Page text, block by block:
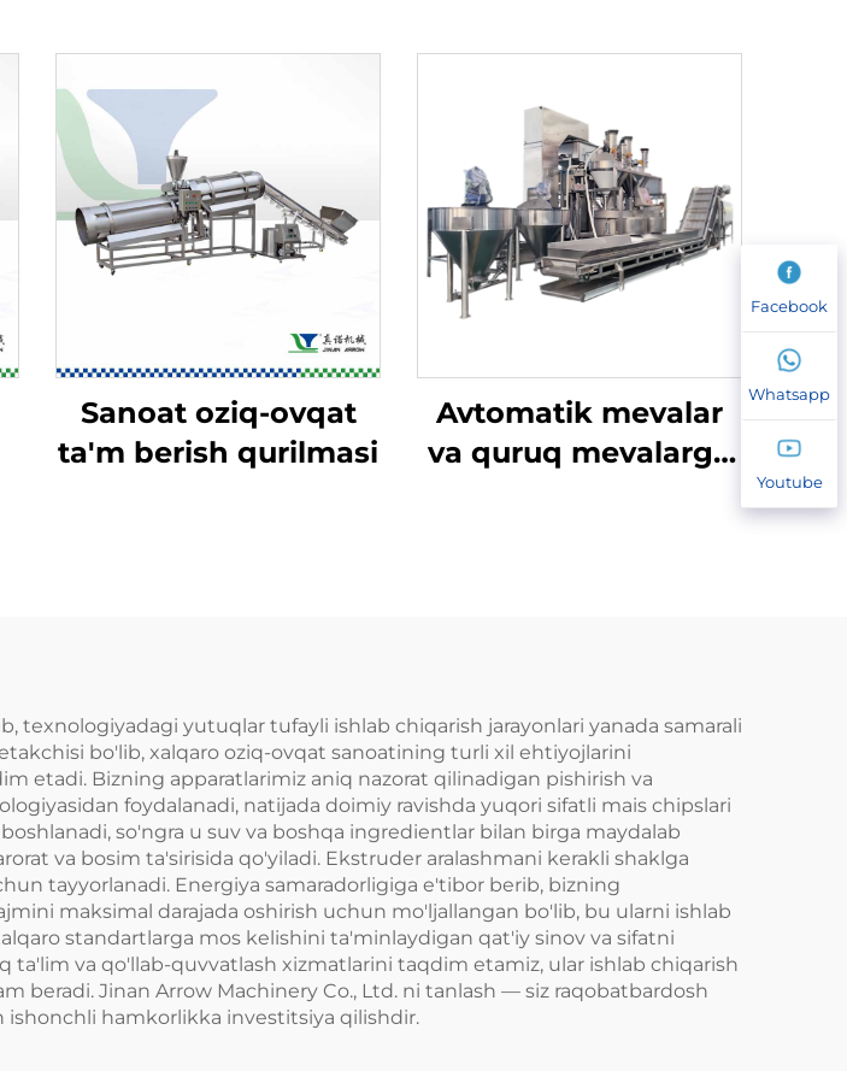
Sanoat oziq-ovqat
ta'm berish qurilmasi
Avtomatik mevalar
va quruq mevalarga
texnologiyadagi yutuqlar tufayli ishlab chiqarish jarayonlari yanada samarali
bo'lib, xalqaro oziq-ovqat sanoatining turli xil ehtiyojlarini
etadi. Bizning apparatlarimiz aniq nazorat qilinadigan pishirish va
foydalanadi, natijada doimiy ravishda yuqori sifatli mais chipslari
so'ngra u suv va boshqa ingredientlar bilan birga maydalab
va bosim ta'sirisida qo'yiladi. Ekstruder aralashmani kerakli shaklga
tayyorlanadi. Energiya samaradorligiga e'tibor berib, bizning
maksimal darajada oshirish uchun mo'ljallangan bo'lib, bu ularni ishlab
standartlarga mos kelishini ta'minlaydigan qat'iy sinov va sifatni
ta'lim va qo'llab-quvvatlash xizmatlarini taqdim etamiz, ular ishlab chiqarish
beradi. Jinan Arrow Machinery Co., Ltd. ni tanlash — siz raqobatbardosh
hamkorlikka investitsiya qilishdir.
Facebook
Whatsapp
Youtube